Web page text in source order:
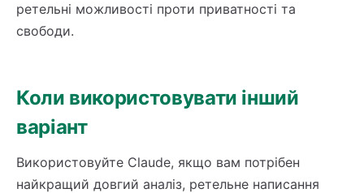
ретельні можливості проти приватності та
свободи.
Коли використовувати інший
варіант
Використовуйте Claude, якщо вам потрібен
найкращий довгий аналіз, ретельне написання